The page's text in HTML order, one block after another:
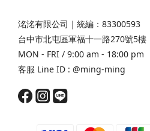
洺洺有限公司｜統編：83300593
台中市北屯區軍福十一路270號5樓
MON - FRI / 9:00 am - 18:00 pm
客服 Line ID : @ming-ming